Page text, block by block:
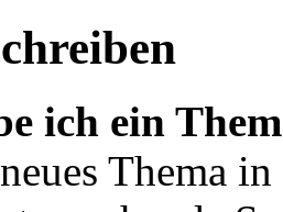
ich ein
Thema